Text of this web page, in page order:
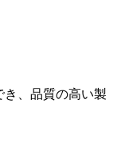
、品質の高い製